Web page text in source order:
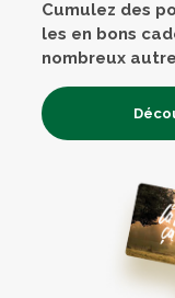
Cumulez des
les en bons
nombreux